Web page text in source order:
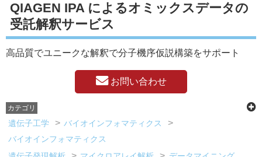
QIAGEN IPA によるオミックスデータの
受託解釈サービス
高品質でユニークな解釈で分子機序仮説構築をサポート
お問い合わせ
カテゴリ
遺伝子工学
バイオインフォマティクス
バイオインフォマティクス
お知らせ
キャンペーン情報一覧
メーカー別索引
販売元別索引